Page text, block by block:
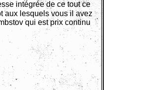
intégrée de ce tout ce
qui est prix continu